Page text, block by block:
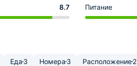
8.7 Питание
Еда 3 Номера 3 Расположение2